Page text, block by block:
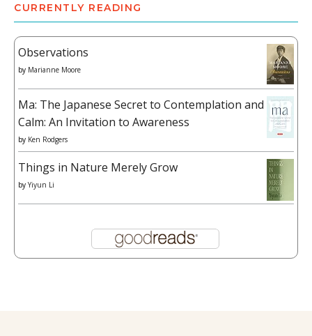
CURRENTLY READING
Observations
by Marianne Moore
Ma: The Japanese Secret to Contemplation and
Calm: An Invitation to Awareness
by Ken Rodgers
Things in Nature Merely Grow
by Yiyun Li